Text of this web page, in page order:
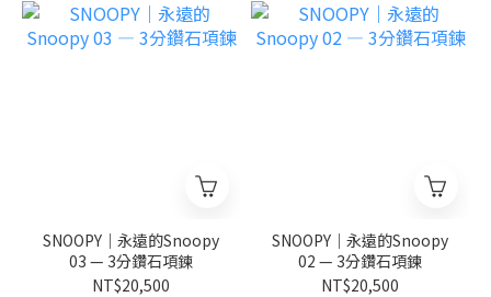
SNOOPY｜永遠的Snoopy
03 — 3分鑽石項鍊
NT$20,500
SNOOPY｜永遠的Snoopy
02 — 3分鑽石項鍊
NT$20,500